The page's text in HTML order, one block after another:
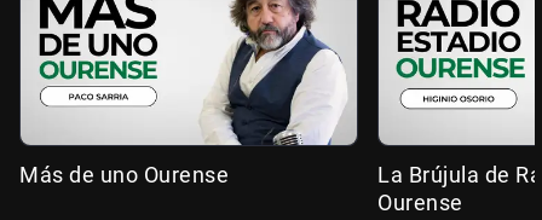
Más de uno Ourense
La Brújula de
Ourense